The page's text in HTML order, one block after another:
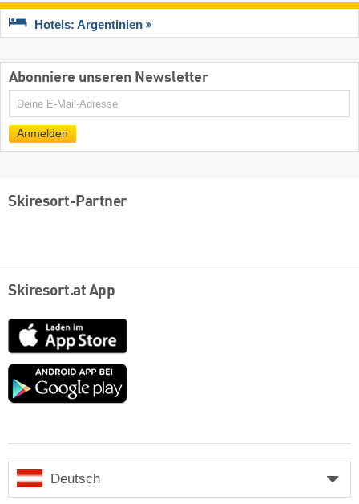
Hotels: Argentinien
Abonniere unseren Newsletter
E-
Mail
Anmelden
Skiresort-Partner
Skiresort.at App
App
Store
Google
Deutsch